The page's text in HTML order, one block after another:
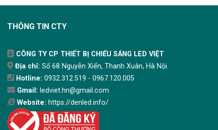
THÔNG TIN CTY
CÔNG TY CP THIẾT BỊ CHIẾU SÁNG LED VIỆT
Địa chỉ: Số 68 Nguyễn Xiển, Thanh Xuân, Hà Nội.
Hotline: 0932.312.519 - 0967.120.005
Gmail: ledviet.hn@gmail.com.
Website: https://denled.info/